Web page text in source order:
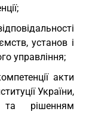
установ і
управління;
акти
України,
та рішенням